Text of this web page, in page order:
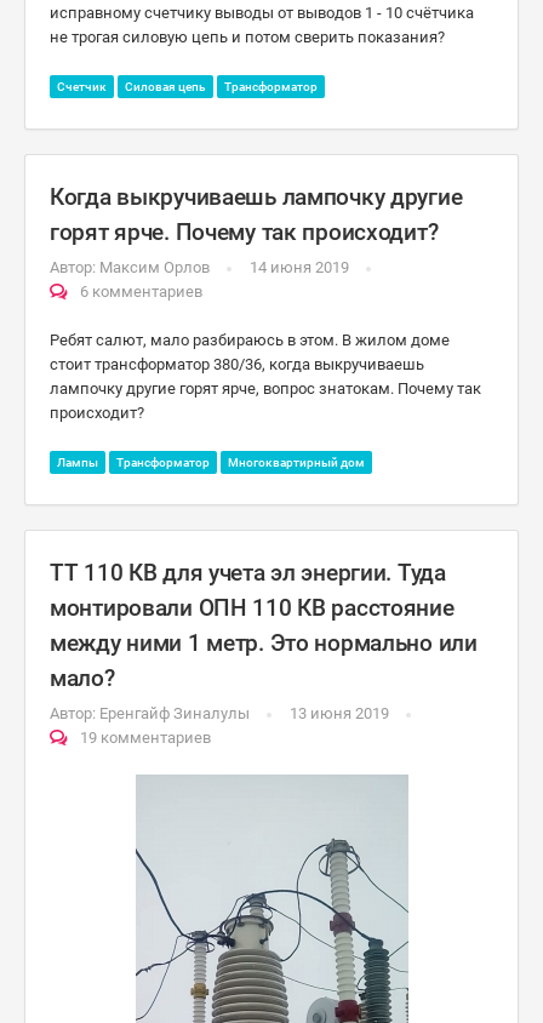
исправному счетчику выводы от выводов 1 - 10 счётчика
не трогая силовую цепь и потом сверить показания?
Счетчик Силовая цепь Трансформатор
Когда выкручиваешь лампочку другие
горят ярче. Почему так происходит?
Автор: Максим Орлов
14 июня 2019
6 комментариев
Ребят салют, мало разбираюсь в этом. В жилом доме
стоит трансформатор 380/36, когда выкручиваешь
лампочку другие горят ярче, вопрос знатокам. Почему так
происходит?
Лампы Трансформатор Многоквартирный дом
ТТ 110 КВ для учета эл энергии. Туда
монтировали ОПН 110 КВ расстояние
между ними 1 метр. Это нормально или
мало?
Автор: Еренгайф Зиналулы
13 июня 2019
19 комментариев